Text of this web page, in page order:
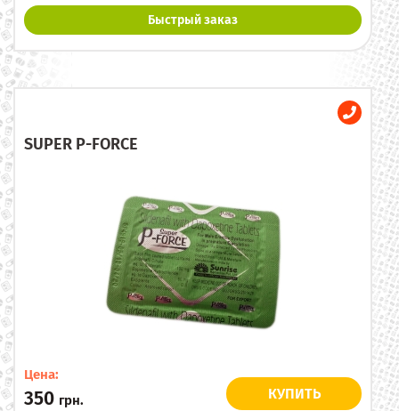
Быстрый заказ
SUPER P-FORCE
Цена:
350 грн. КУПИТЬ